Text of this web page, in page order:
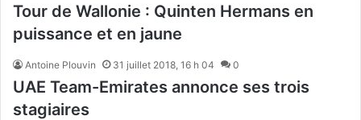
Tour de Wallonie : Quinten Hermans en
puissance et en jaune
Antoine Plouvin 31 juillet 2018, 16 h 04 0
UAE Team-Emirates annonce ses trois
stagiaires